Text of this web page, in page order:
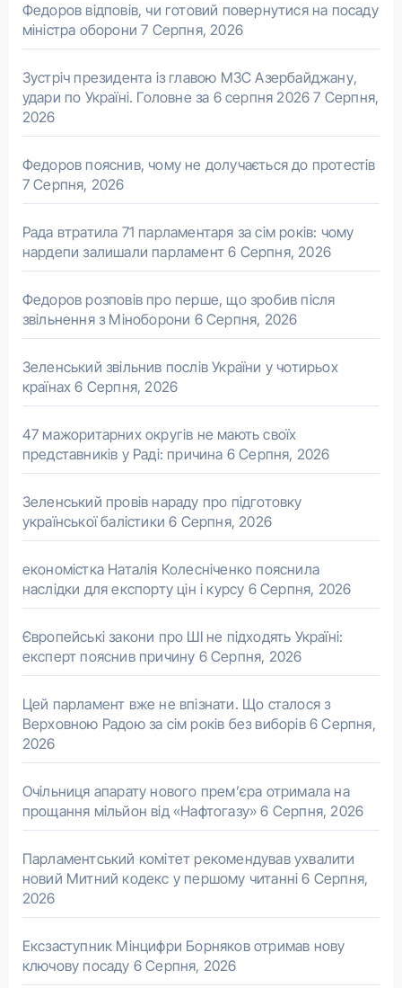
Федоров відповів, чи готовий повернутися на посаду
міністра оборони 7 Серпня, 2026
Зустріч президента із главою МЗС Азербайджану,
удари по Україні. Головне за 6 серпня 2026 7 Серпня,
2026
Федоров пояснив, чому не долучається до протестів
7 Серпня, 2026
Рада втратила 71 парламентаря за сім років: чому
нардепи залишали парламент 6 Серпня, 2026
Федоров розповів про перше, що зробив після
звільнення з Міноборони 6 Серпня, 2026
Зеленський звільнив послів України у чотирьох
країнах 6 Серпня, 2026
47 мажоритарних округів не мають своїх
представників у Раді: причина 6 Серпня, 2026
Зеленський провів нараду про підготовку
української балістики 6 Серпня, 2026
економістка Наталія Колесніченко пояснила
наслідки для експорту цін і курсу 6 Серпня, 2026
Європейські закони про ШІ не підходять Україні:
експерт пояснив причину 6 Серпня, 2026
Цей парламент вже не впізнати. Що сталося з
Верховною Радою за сім років без виборів 6 Серпня,
2026
Очільниця апарату нового прем’єра отримала на
прощання мільйон від «Нафтогазу» 6 Серпня, 2026
Парламентський комітет рекомендував ухвалити
новий Митний кодекс у першому читанні 6 Серпня,
2026
Ексзаступник Мінцифри Борняков отримав нову
ключову посаду 6 Серпня, 2026